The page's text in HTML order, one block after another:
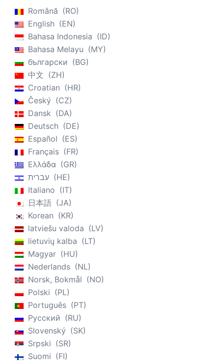
Română
RO
English
EN
Bahasa Indonesia
ID
Bahasa Melayu
MY
български
BG
中文
ZH
Croatian
HR
Český
CZ
Dansk
DA
Deutsch
DE
Español
ES
Français
FR
Ελλάδα
GR
עברית
HE
Italiano
IT
日本語
JA
Korean
KR
latviešu valoda
LV
lietuvių kalba
LT
Magyar
HU
Nederlands
NL
Norsk, Bokmål
NO
Polski
PL
Português
PT
Русский
RU
Slovenský
SK
Srpski
SR
Suomi
FI